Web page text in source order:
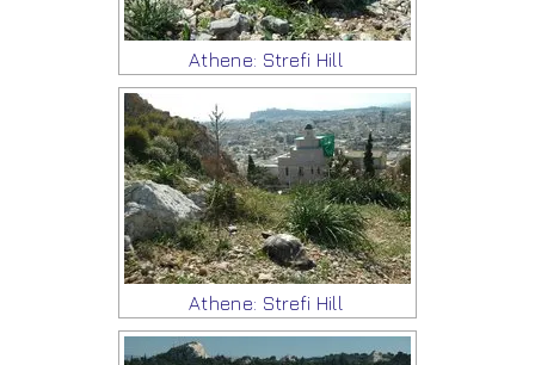
Athene: Strefi Hill
Athene: Strefi Hill